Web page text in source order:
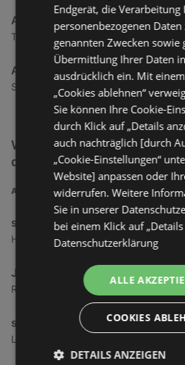
Admiral Wettcafé
Templstraße 32, 6020 Innsbruck
Admiral Wettcafé
Schützenstraße 48, 6020 Innsbruck
Weitere Service &
der Nähe
ADRESSE
sehen!wutscher Hoechst
Hauptstraße 17, 6973 Höchst
JET Tankstellen Austria
Rheinstraße 99, 6971 Hard
sehen!wutscher Hard
Landstraße 20, 6971 Hard
Endgerät, die Verarbeitung
personenbezogenen Daten
genannten Zwecken sowie
Übermittlung Ihrer Daten
ausdrücklich ein. Mit
„Cookies ablehnen“
Sie können Ihre Cookie-
durch Klick auf „Details
auch nachträglich [durch
„Cookie-Einstellungen“
Website] anpassen oder
widerrufen. Weitere
Sie in unserer
bei einem Klick auf „Details
Datenschutzerklärung
ALLE
COOKIES
DETAILS ANZEIGEN